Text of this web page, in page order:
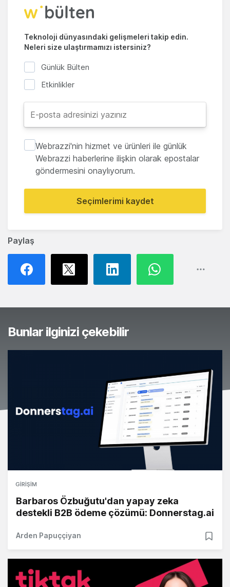
Paylaş
Teknoloji dünyasındaki gelişmeleri takip edin.
Neleri size ulaştırmamızı istersiniz?
Günlük Bülten
Etkinlikler
Webrazzi'nin hizmet ve ürünleri ile günlük
Webrazzi haberlerine ilişkin olarak epostalar
göndermesini onaylıyorum.
Seçimlerimi kaydet
Bunlar ilginizi çekebilir
GIRIŞIM
Barbaros Özbuğutu'dan yapay zeka
destekli B2B ödeme çözümü: Donnerstag.ai
Arden Papuççiyan